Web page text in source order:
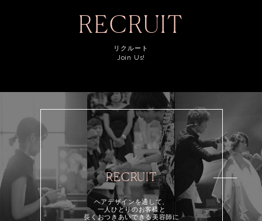
RECRUIT
リクルート
Join Us!
RECRUIT
ヘアデザインを通して、
一人ひとりのお客様と
長くおつきあいできる美容師に